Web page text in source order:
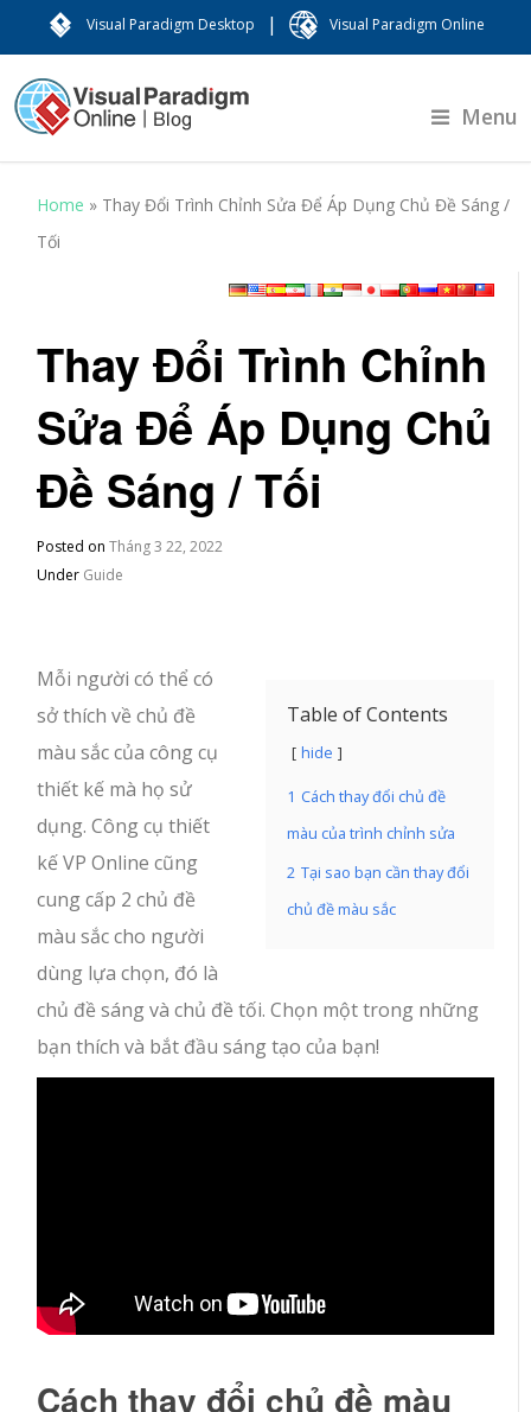
Visual Paradigm Desktop | Visual Paradigm Online
Menu
Home » Thay Đổi Trình Chỉnh Sửa Để Áp Dụng Chủ Đề Sáng /
Tối
Thay Đổi Trình Chỉnh
Sửa Để Áp Dụng Chủ
Đề Sáng / Tối
Posted onTháng 3 22, 2022
Under Guide
Table of Contents
hide
1 Cách thay đổi chủ đề
màu của trình chỉnh sửa
2 Tại sao bạn cần thay đổi
chủ đề màu sắc
Mỗi người có thể có
sở thích về chủ đề
màu sắc của công cụ
thiết kế mà họ sử
dụng. Công cụ thiết
kế VP Online cũng
cung cấp 2 chủ đề
màu sắc cho người
dùng lựa chọn, đó là
chủ đề sáng và chủ đề tối. Chọn một trong những
bạn thích và bắt đầu sáng tạo của bạn!
Cách thay đổi chủ đề màu